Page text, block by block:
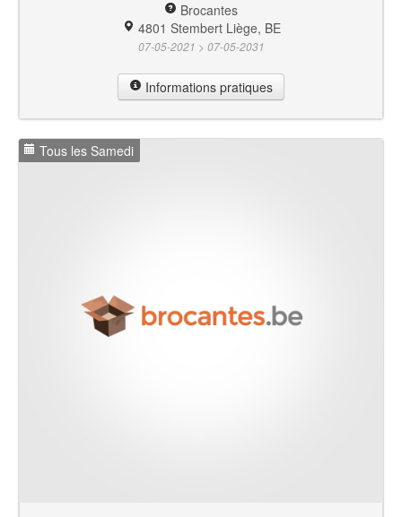
Brocantes
4801 Stembert Liège, BE
07-05-2021 > 07-05-2031
Informations pratiques
Tous les Samedi